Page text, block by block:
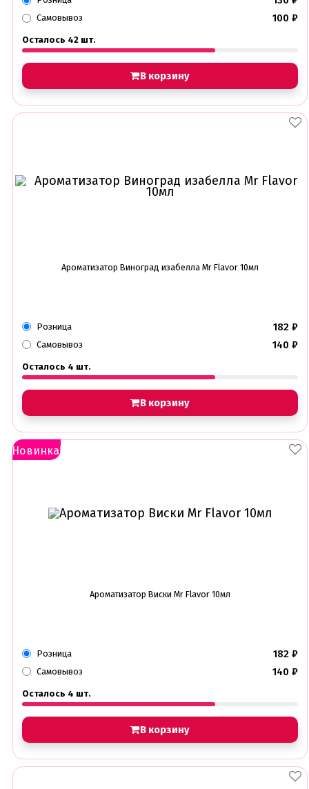
Самовывоз 100 ₽
Осталось 42 шт.
В корзину
Ароматизатор Виноград изабелла Mr Flavor 10мл
Розница 182 ₽
Самовывоз 140 ₽
Осталось 4 шт.
В корзину
Новинка!
Ароматизатор Виски Mr Flavor 10мл
Розница 182 ₽
Самовывоз 140 ₽
Осталось 4 шт.
В корзину